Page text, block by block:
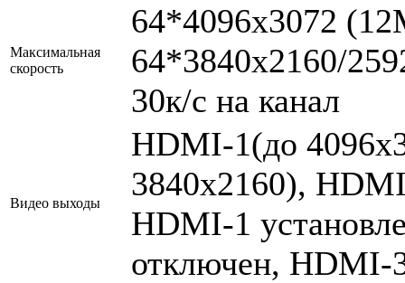
Максимальная
скорость
64*4096x3072
64*3840х2160/
30к/с на канал
Видео выходы
HDMI-1(до
3840х2160),
HDMI-1
отключен, HDMI-